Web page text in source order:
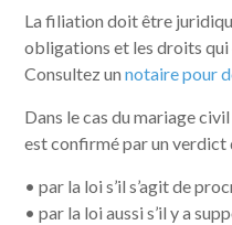
La filiation doit être
obligations et les droits
Consultez unnotaire pour
Dans le cas du mariage
est confirmé par un verdict
• par la loi s’il s’agit de
• par la loi aussi s’il y a